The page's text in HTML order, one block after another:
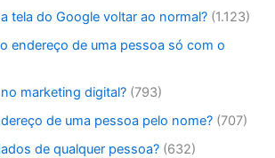
tela do Google voltar ao normal? (1.123)
endereço de uma pessoa só com o
marketing digital? (793)
de uma pessoa pelo nome? (707)
de qualquer pessoa? (632)